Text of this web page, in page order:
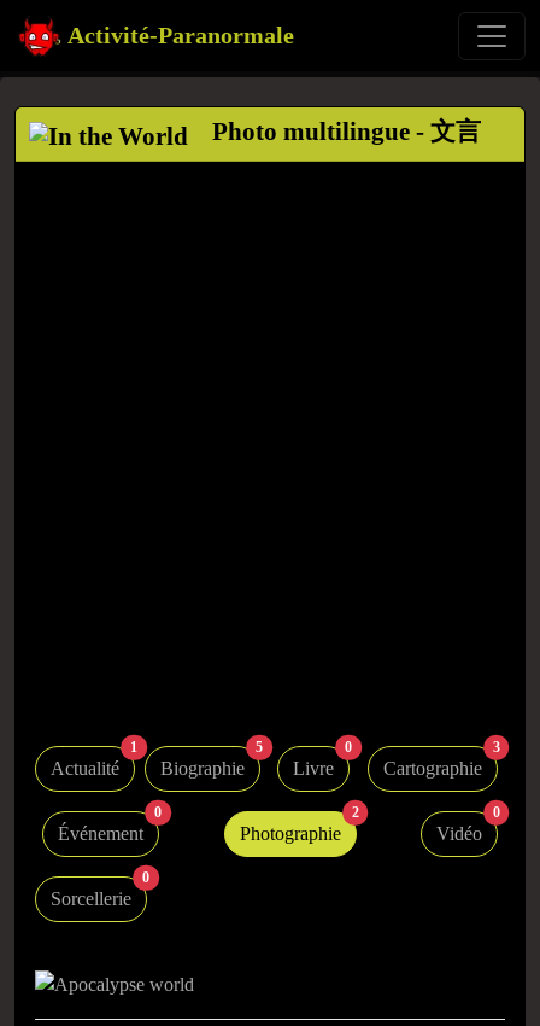
Activité-Paranormale
Photo multilingue - 文言
Actualité
1
Biographie
5
Livre
0
Cartographie
3
Événement
0
Photographie
2
Vidéo
0
Sorcellerie
0